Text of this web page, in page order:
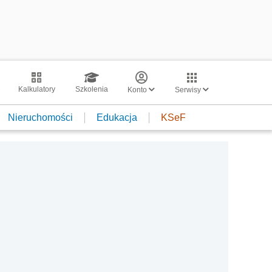
Kalkulatory Szkolenia Konto Serwisy
Nieruchomości Edukacja KSeF